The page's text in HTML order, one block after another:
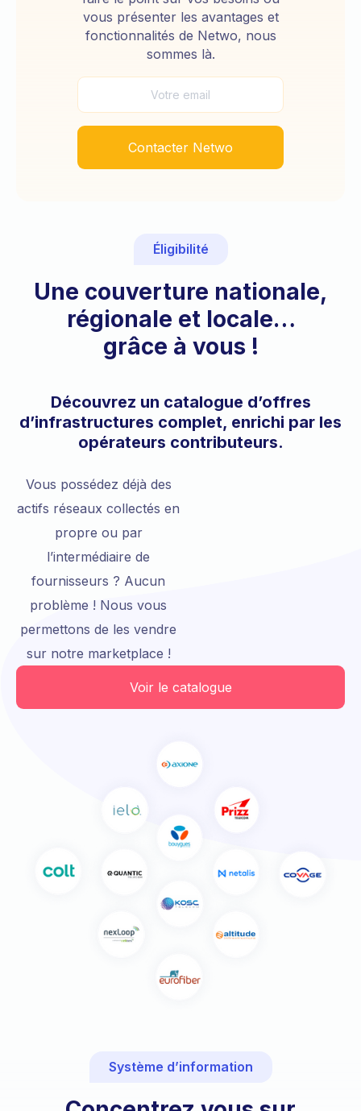
vous présenter les avantages et
fonctionnalités de Netwo, nous
sommes là.
Contacter Netwo
Éligibilité
Une couverture nationale,
régionale et locale…
grâce à vous !
Découvrez un catalogue d’offres
d’infrastructures complet, enrichi par les
opérateurs contributeurs.
Vous possédez déjà des
actifs réseaux collectés en
propre ou par
l’intermédiaire de
fournisseurs ? Aucun
problème ! Nous vous
permettons de les vendre
sur notre marketplace !
Voir le catalogue
Système d’information